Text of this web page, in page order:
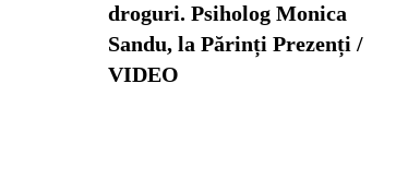
droguri. Psiholog Monica
Sandu, la Părinți Prezenți /
VIDEO